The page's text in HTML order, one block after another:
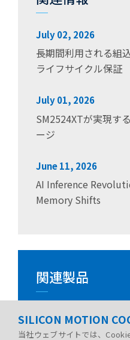
July 02, 2026
長期間利用される組
ライフサイクル保証
July 01, 2026
SM2524XTが実現す
ージ
June 11, 2026
AI Inference
Memory Shifts
関連製品
SILICON MOTION
当社ウェブサイトでは、